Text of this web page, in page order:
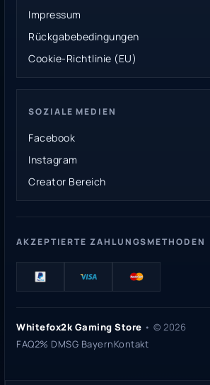
Impressum
Rückgabebedingungen
Cookie-Richtlinie (EU)
SOZIALE MEDIEN
Facebook
Instagram
Creator Bereich
AKZEPTIERTE ZAHLUNGSMETHODEN
Whitefox2k Gaming Store • © 2026
FAQ2% DMSG BayernKontakt